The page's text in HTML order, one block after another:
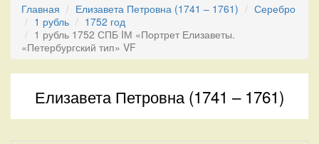
Главная Елизавета Петровна (1741 – 1761)
Серебро
1 рубль
1752 год
1 рубль 1752 СПБ IМ «Портрет Елизаветы.
«Петербургский тип» VF
Елизавета Петровна (1741 – 1761)